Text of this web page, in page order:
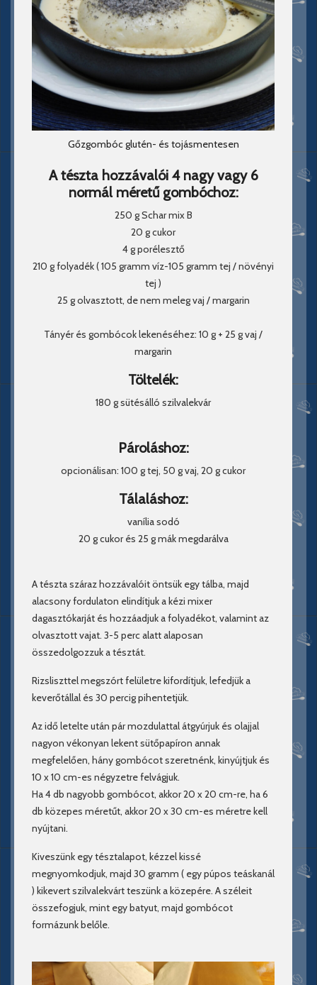
Gőzgombóc glutén- és tojásmentesen
A tészta hozzávalói 4 nagy vagy 6
normál méretű gombóchoz:
250 g Schar mix B
20 g cukor
4 g porélesztő
210 g folyadék ( 105 gramm víz-105 gramm tej / növényi
tej )
25 g olvasztott, de nem meleg vaj / margarin
Tányér és gombócok lekenéséhez: 10 g + 25 g vaj /
margarin
Töltelék:
180 g sütésálló szilvalekvár
Pároláshoz:
opcionálisan: 100 g tej, 50 g vaj, 20 g cukor
Tálaláshoz:
vanília sodó
20 g cukor és 25 g mák megdarálva
A tészta száraz hozzávalóit öntsük egy tálba, majd
alacsony fordulaton elindítjuk a kézi mixer
dagasztókarját és hozzáadjuk a folyadékot, valamint az
olvasztott vajat. 3-5 perc alatt alaposan
összedolgozzuk a tésztát.
Rizsliszttel megszórt felületre kifordítjuk, lefedjük a
keverőtállal és 30 percig pihentetjük.
Az idő letelte után pár mozdulattal átgyúrjuk és olajjal
nagyon vékonyan lekent sütőpapíron annak
megfelelően, hány gombócot szeretnénk, kinyújtjuk és
10 x 10 cm-es négyzetre felvágjuk.
Ha 4 db nagyobb gombócot, akkor 20 x 20 cm-re, ha 6
db közepes méretűt, akkor 20 x 30 cm-es méretre kell
nyújtani.
Kiveszünk egy tésztalapot, kézzel kissé
megnyomkodjuk, majd 30 gramm ( egy púpos teáskanál
) kikevert szilvalekvárt teszünk a közepére. A széleit
összefogjuk, mint egy batyut, majd gombócot
formázunk belőle.